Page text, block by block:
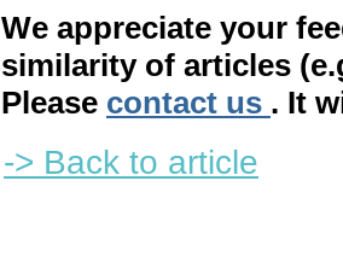
We appreciate your
similarity of articles
Please contact us . It
-> Back to article